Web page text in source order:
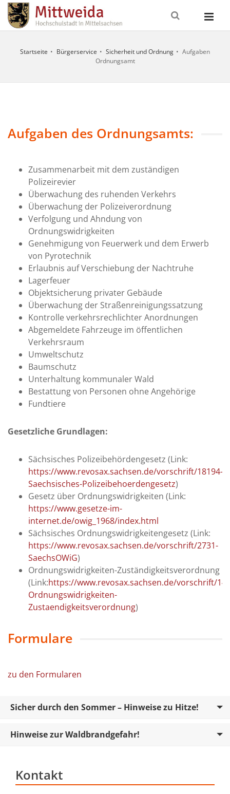
09:00 - 12:00
Uhr und
13:30 - 16:00
Uhr
09:00 - 12:00
Uhr und
13:30 - 16:00
Uhr
nach
Vereinbarung
09:00 - 12:00
Uhr und
13:30 - 18:00
Uhr
09:00 - 12:00
Uhr
9:00 - 11:00
Uhr (jeden 1.
Samstag im
Monat)
09:00 - 12:00
Uhr
09:00 - 12:00
Uhr und
13:30 - 16:00
Uhr
nach
Vereinbarung
09:00 - 12:00
13:30 - 18:00
Uhr
Uhr
/ Erste
112
0371
/ 192
116
117
03727
/ 997
274
110
Mittweida
03727
/ 980
0
03727
/ 990
0361
/ 730
730
0800
1111
489
20
0151
/ 126
449
95
Startseite Bürgerservice Sicherheit und Ordnung
Aufgaben
Ordnungsamt
Aufgaben des Ordnungsamts:
Zusammenarbeit mit dem zuständigen
Polizeirevier
Überwachung des ruhenden Verkehrs
Überwachung der Polizeiverordnung
Verfolgung und Ahndung von
Ordnungswidrigkeiten
Genehmigung von Feuerwerk und dem Erwerb
von Pyrotechnik
Erlaubnis auf Verschiebung der Nachtruhe
Lagerfeuer
Objektsicherung privater Gebäude
Überwachung der Straßenreinigungssatzung
Kontrolle verkehrsrechlichter Anordnungen
Abgemeldete Fahrzeuge im öffentlichen
Verkehrsraum
Umweltschutz
Baumschutz
Unterhaltung kommunaler Wald
Bestattung von Personen ohne Angehörige
Fundtiere
Gesetzliche Grundlagen:
Sächsisches Polizeibehördengesetz (Link:
https://www.revosax.sachsen.de/vorschrift/18194-
Saechsisches-Polizeibehoerdengesetz)
Gesetz über Ordnungswidrigkeiten (Link:
https://www.gesetze-im-
internet.de/owig_1968/index.html
Sächsisches Ordnungswidrigkeitengesetz (Link:
https://www.revosax.sachsen.de/vorschrift/2731-
SaechsOWiG)
Ordnungswidrigkeiten-Zuständigkeitsverordnung
(Link:https://www.revosax.sachsen.de/vorschrift/
Ordnungswidrigkeiten-
Zustaendigkeitsverordnung)
Formulare
zu den Formularen
Sicher durch den Sommer – Hinweise zu Hitze!
Hinweise zur Waldbrandgefahr!
Kontakt